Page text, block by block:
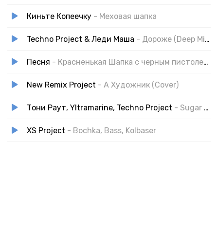
Киньте Копеечку - Меховая шапка
Techno Project & Леди Маша - Дороже (Deep Mix)
Песня - Красненькая Шапка с черным пистолетом
New Remix Project - А Художник (Cover)
Тони Раут, Yltramarine, Techno Project - Sugar Daddy (Dance Mix)
XS Project - Bochka, Bass, Kolbaser